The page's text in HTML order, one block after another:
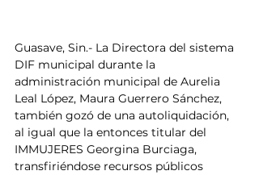
Guasave, Sin.- La Directora del sistema
DIF municipal durante la
administración municipal de Aurelia
Leal López, Maura Guerrero Sánchez,
también gozó de una autoliquidación,
al igual que la entonces titular del
IMMUJERES Georgina Burciaga,
transfiriéndose recursos públicos